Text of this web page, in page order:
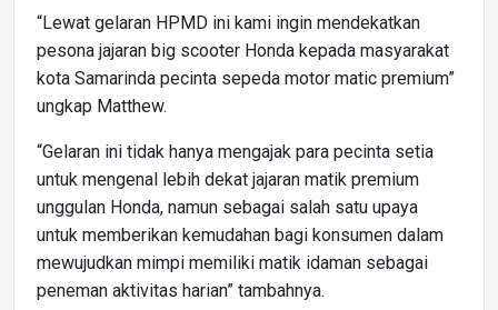
“Lewat gelaran HPMD ini kami ingin mendekatkan
pesona jajaran big scooter Honda kepada masyarakat
kota Samarinda pecinta sepeda motor matic premium”
ungkap Matthew.
“Gelaran ini tidak hanya mengajak para pecinta setia
untuk mengenal lebih dekat jajaran matik premium
unggulan Honda, namun sebagai salah satu upaya
untuk memberikan kemudahan bagi konsumen dalam
mewujudkan mimpi memiliki matik idaman sebagai
peneman aktivitas harian” tambahnya.